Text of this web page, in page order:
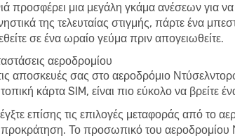
προσφέρει μια μεγάλη γκάμα ανέσεων για
της τελευταίας στιγμής, πάρτε ένα
σε ένα ωραίο γεύμα πριν απογειωθείτε.
αεροδρομίου
αποσκευές σας στο αεροδρόμιο
κάρτα SIM, είναι πιο εύκολο να βρείτε
επίσης τις επιλογές μεταφοράς από το
Το προσωπικό του αεροδρομίου